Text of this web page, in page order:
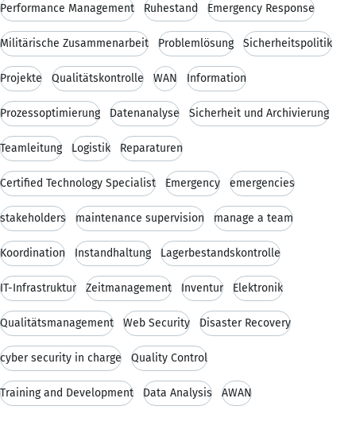
Performance Management Ruhestand Emergency Response
Militärische Zusammenarbeit Problemlösung Sicherheitspolitik
Projekte Qualitätskontrolle WAN Information
Prozessoptimierung Datenanalyse Sicherheit und Archivierung
Teamleitung Logistik Reparaturen
Certified Technology Specialist Emergency emergencies
stakeholders maintenance supervision manage a team
Koordination Instandhaltung Lagerbestandskontrolle
IT-Infrastruktur Zeitmanagement Inventur Elektronik
Qualitätsmanagement Web Security Disaster Recovery
cyber security in charge Quality Control
Training and Development Data Analysis AWAN